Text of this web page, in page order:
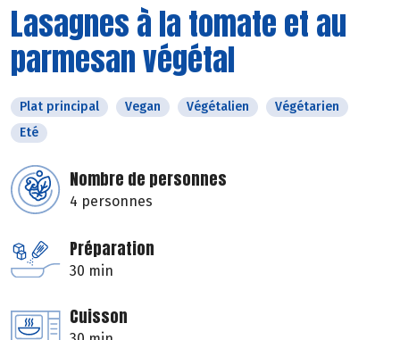
Lasagnes à la tomate et au
parmesan végétal
Plat principal Vegan Végétalien
Végétarien
Eté
Nombre de personnes
4 personnes
Préparation
30 min
Cuisson